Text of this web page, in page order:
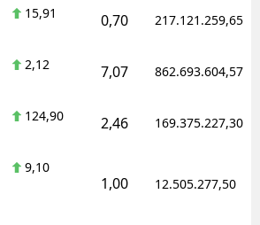
15,91 0,70 217.121.259,65
2,12 7,07 862.693.604,57
124,90 2,46 169.375.227,30
9,10
1,00 12.505.277,50